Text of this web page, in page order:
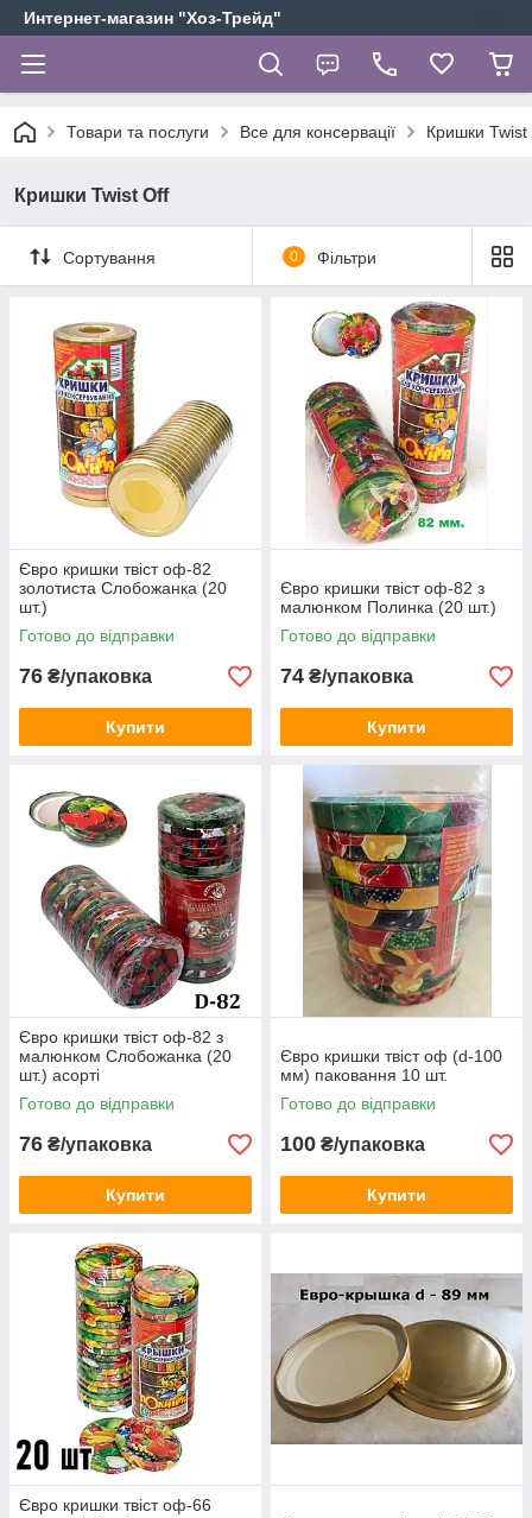
Интернет-магазин "Хоз-Трейд"
Товари та послуги Все для консервації Кришки Twist
Кришки Twist Off
Сортування 0 Фільтри
Євро кришки твіст оф-82
золотиста Слобожанка (20
шт.)
Готово до відправки
76 ₴/упаковка
Купити
Євро кришки твіст оф-82 з
малюнком Полинка (20 шт.)
Готово до відправки
74 ₴/упаковка
Купити
Євро кришки твіст оф-82 з
малюнком Слобожанка (20
шт.) асорті
Готово до відправки
76 ₴/упаковка
Купити
Євро кришки твіст оф (d-100
мм) паковання 10 шт.
Готово до відправки
100 ₴/упаковка
Купити
Євро кришки твіст оф-66